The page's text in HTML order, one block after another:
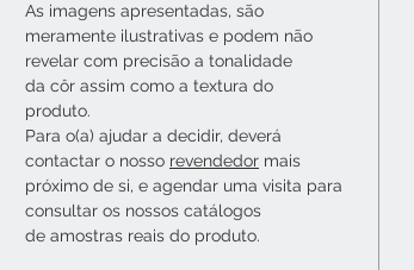
As imagens apresentadas, são
meramente ilustrativas e podem não
revelar com precisão a tonalidade
da côr assim como a textura do
produto.
Para o(a) ajudar a decidir, deverá
contactar o nosso revendedor mais
próximo de si, e agendar uma visita para
consultar os nossos catálogos
de amostras reais do produto.